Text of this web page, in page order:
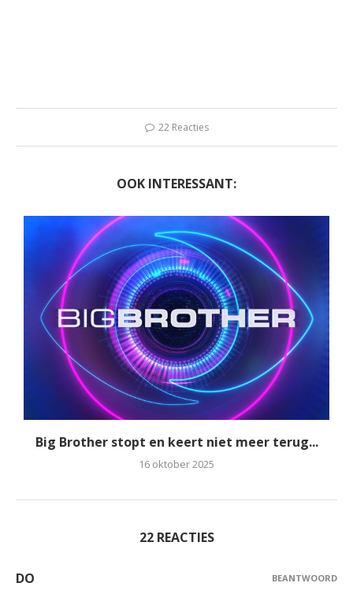
22 Reacties
OOK INTERESSANT:
Big Brother stopt en keert niet meer terug...
16 oktober 2025
22 REACTIES
DO BEANTWOORD